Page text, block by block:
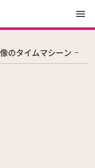
のタイムマシーン